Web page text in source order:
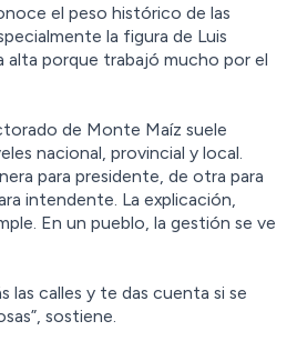
el peso histórico de las
la figura de Luis
alta porque trabajó mucho por el
de Monte Maíz suele
nacional, provincial y local.
para presidente, de otra para
intendente. La explicación,
En un pueblo, la gestión se ve
las calles y te das cuenta si se
sostiene.